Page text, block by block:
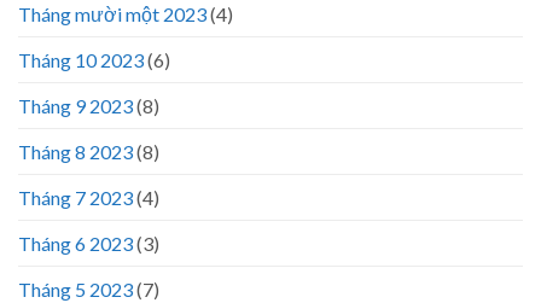
Tháng mười một 2023(4)
Tháng 10 2023(6)
Tháng 9 2023(8)
Tháng 8 2023(8)
Tháng 7 2023(4)
Tháng 6 2023(3)
Tháng 5 2023(7)